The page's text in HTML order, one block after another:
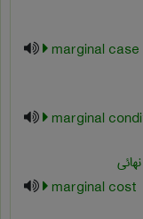
marginal case
marginal
marginal cost